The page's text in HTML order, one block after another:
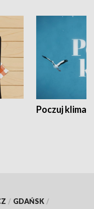
Poczuj klimat
/ GDAŃSK /